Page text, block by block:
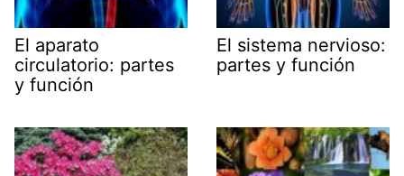
El aparato
circulatorio: partes
y función
El sistema nervioso:
partes y función